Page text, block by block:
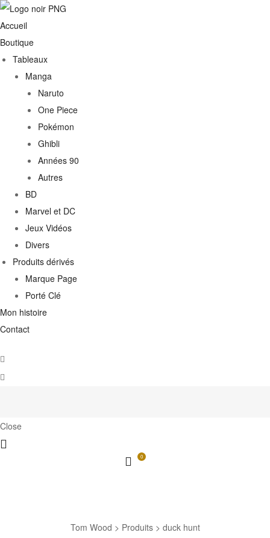
Accueil
Boutique
Tableaux
Manga
Naruto
One Piece
Pokémon
Ghibli
Années 90
Autres
BD
Marvel et DC
Jeux Vidéos
Divers
Produits dérivés
Marque Page
Porté Clé
Mon histoire
Contact
Close
0
Tom Wood > Produits> duck hunt